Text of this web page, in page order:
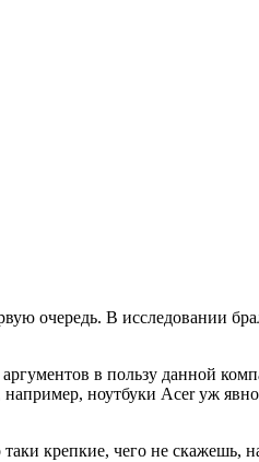
очередь. В исследовании
в пользу данной
ноутбуки Acer уж
крепкие, чего не скажешь,